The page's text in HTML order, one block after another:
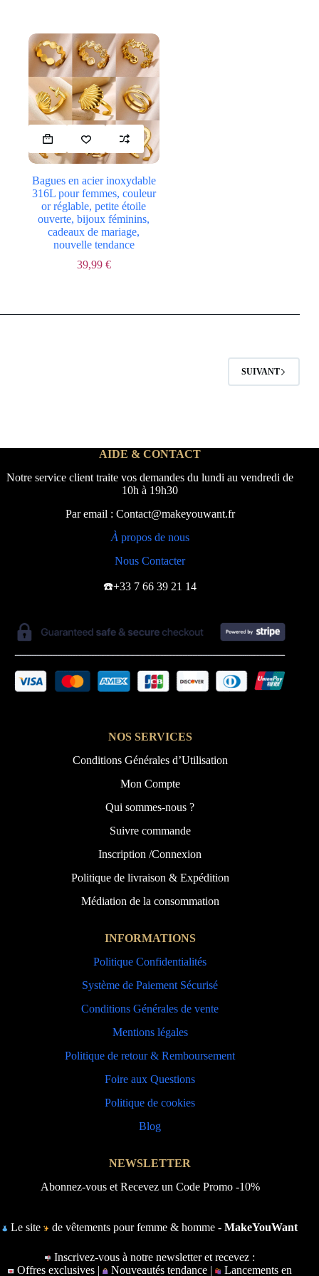
produit
à
47,99 €
Ce
produit
a
variations.
Les
options
peuvent
choisies
Bagues en acier inoxydable
316L pour femmes, couleur
or réglable, petite étoile
ouverte, bijoux féminins,
cadeaux de mariage,
nouvelle tendance
39,99 €
SUIVANT
AIDE & CONTACT
Notre service client traite vos demandes du lundi au vendredi de
10h à 19h30
Par email : Contact@makeyouwant.fr
À propos de nous
Nous Contacter
☎️+33 7 66 39 21 14
NOS SERVICES
Conditions Générales d’Utilisation
Mon Compte
Qui sommes-nous ?
Suivre commande
Inscription /Connexion
Politique de livraison & Expédition
Médiation de la consommation
INFORMATIONS
Politique Confidentialités
Système de Paiement Sécurisé
Conditions Générales de vente
Mentions légales
Politique de retour & Remboursement
Foire aux Questions
Politique de cookies
Blog
NEWSLETTER
Abonnez-vous et Recevez un Code Promo -10%
Le site de vêtements pour femme & homme -MakeYouWant
Inscrivez-vous à notre newsletter et recevez :
Offres exclusives |
Nouveautés tendance | Lancements en